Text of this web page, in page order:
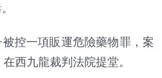
控一項販運危險藥物罪，案
西九龍裁判法院提堂。